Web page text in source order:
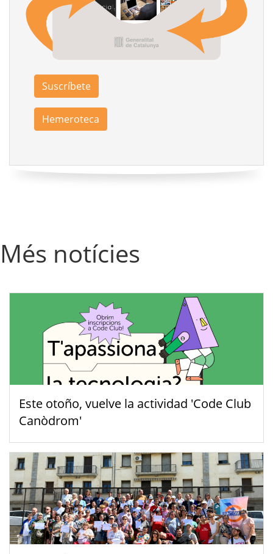
Suscríbete
Hemeroteca
Més notícies
Este otoño, vuelve la actividad 'Code Club
Canòdrom'